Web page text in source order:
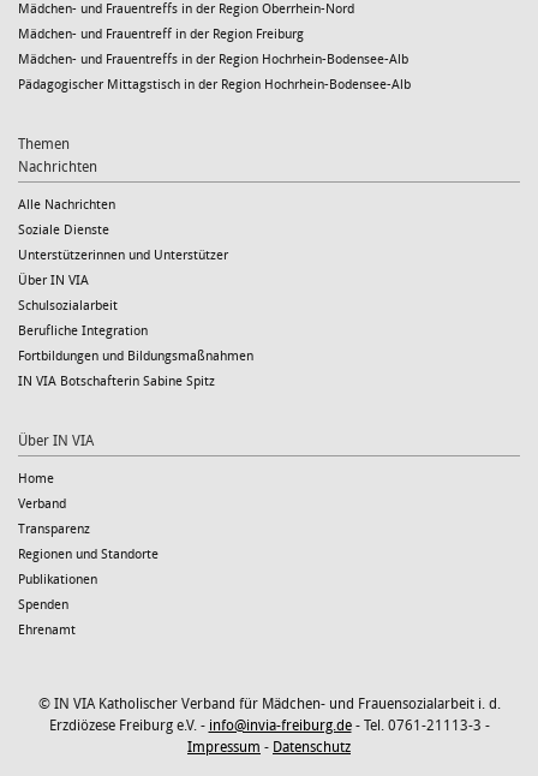
Mädchen- und Frauentreffs in der Region Oberrhein-Nord
Mädchen- und Frauentreff in der Region Freiburg
Mädchen- und Frauentreffs in der Region Hochrhein-Bodensee-Alb
Pädagogischer Mittagstisch in der Region Hochrhein-Bodensee-Alb
Themen
Nachrichten
Alle Nachrichten
Soziale Dienste
Unterstützerinnen und Unterstützer
Über IN VIA
Schulsozialarbeit
Berufliche Integration
Fortbildungen und Bildungsmaßnahmen
IN VIA Botschafterin Sabine Spitz
Über IN VIA
Home
Verband
Transparenz
Regionen und Standorte
Publikationen
Spenden
Ehrenamt
© IN VIA Katholischer Verband für Mädchen- und Frauensozialarbeit i. d.
Erzdiözese Freiburg e.V. - info@invia-freiburg.de- Tel. 0761-21113-3 -
Impressum - Datenschutz